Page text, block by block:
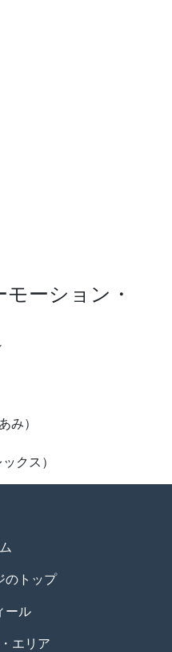
ーション・
み）
クス）
のトップ
ール
エリア